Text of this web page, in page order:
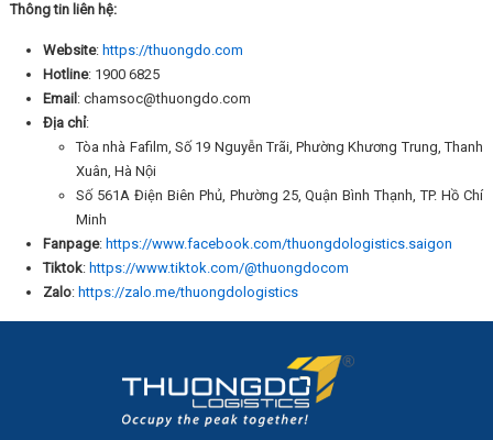
Thông tin liên hệ:
Website: https://thuongdo.com
Hotline: 1900 6825
Email : chamsoc@thuongdo.com
Địa chỉ:
Tòa nhà Fafilm, Số 19 Nguyễn Trãi, Phường Khương Trung, Thanh
Xuân, Hà Nội
Số 561A Điện Biên Phủ, Phường 25, Quận Bình Thạnh, TP. Hồ Chí
Minh
Fanpage: https://www.facebook.com/thuongdologistics.saigon
Tiktok: https://www.tiktok.com/@thuongdocom
Zalo: https://zalo.me/thuongdologistics